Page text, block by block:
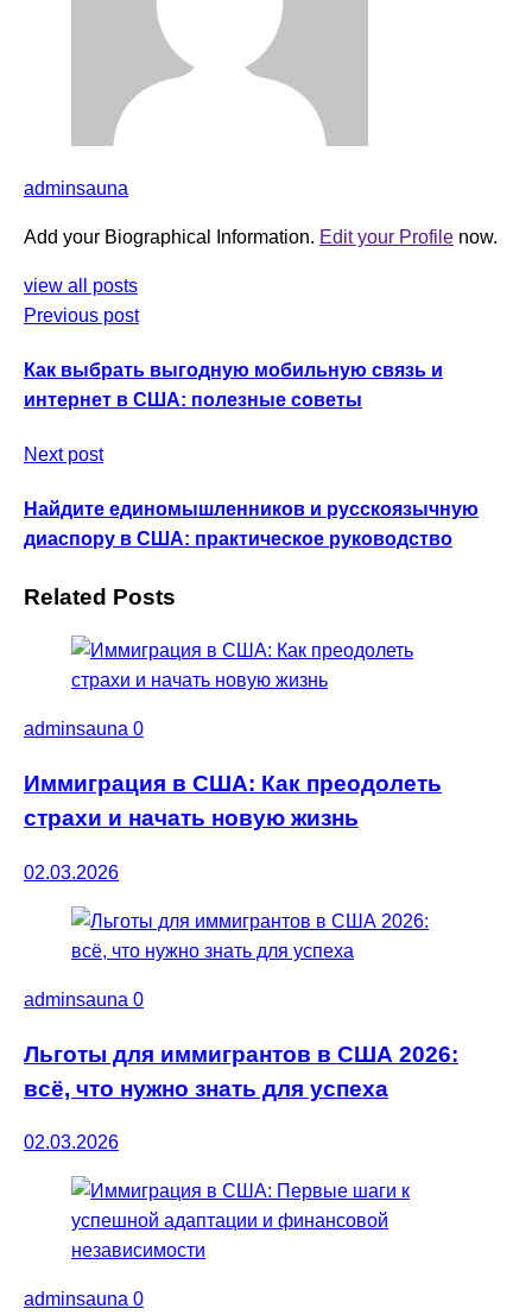
adminsauna
Add your Biographical Information. Edit your Profile now.
view all posts
Previous post
Как выбрать выгодную мобильную связь и
интернет в США: полезные советы
Next post
Найдите единомышленников и русскоязычную
диаспору в США: практическое руководство
Related Posts
adminsauna 0
Иммиграция в США: Как преодолеть
страхи и начать новую жизнь
02.03.2026
adminsauna 0
Льготы для иммигрантов в США 2026:
всё, что нужно знать для успеха
02.03.2026
adminsauna 0